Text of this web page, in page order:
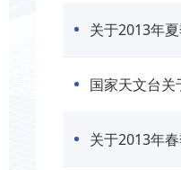
关于2013年
国家天文台
关于2013年